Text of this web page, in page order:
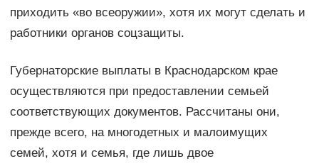
приходить «во всеоружии», хотя их могут сделать и
работники органов соцзащиты.
Губернаторские выплаты в Краснодарском крае
осуществляются при предоставлении семьей
соответствующих документов. Рассчитаны они,
прежде всего, на многодетных и малоимущих
семей, хотя и семья, где лишь двое